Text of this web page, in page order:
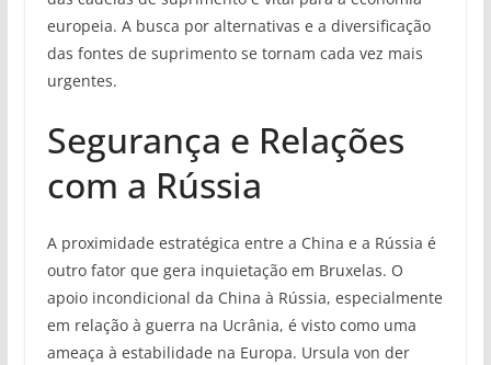
europeia. A busca por alternativas e a diversificação
das fontes de suprimento se tornam cada vez mais
urgentes.
Segurança e Relações
com a Rússia
A proximidade estratégica entre a China e a Rússia é
outro fator que gera inquietação em Bruxelas. O
apoio incondicional da China à Rússia, especialmente
em relação à guerra na Ucrânia, é visto como uma
ameaça à estabilidade na Europa. Ursula von der